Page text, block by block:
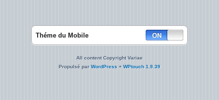
Théme du Mobile
All content Copyright Variae
Propulsé parWordPress + WPtouch 1.9.39